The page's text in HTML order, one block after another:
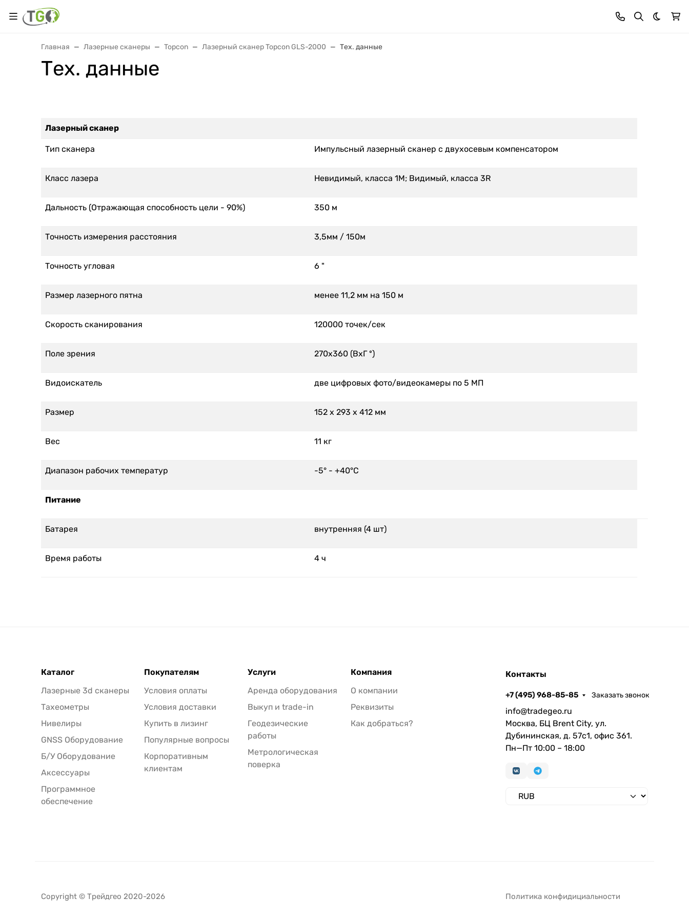
Темная
Главная Лазерные сканеры Topcon Лазерный сканер Topcon GLS-2000 Тех. данные
Тех. данные
Лазерный сканер
Тип сканера Импульсный лазерный сканер с двухосевым компенсатором
Класс лазера Невидимый, класса 1М; Видимый, класса 3R
Дальность (Отражающая способность цели - 90%) 350 м
Точность измерения расстояния 3,5мм / 150м
Точность угловая 6 "
Размер лазерного пятна менее 11,2 мм на 150 м
Скорость сканирования 120000 точек/сек
Поле зрения 270х360 (ВхГ º)
Видоискатель две цифровых фото/видеокамеры по 5 МП
Размер 152 x 293 x 412 мм
Вес 11 кг
Диапазон рабочих температур -5° - +40°С
Питание
Батарея внутренняя (4 шт)
Время работы 4 ч
Каталог
Лазерные 3d сканеры
Тахеометры
Нивелиры
GNSS Оборудование
Б/У Оборудование
Аксессуары
Программное
обеспечение
Покупателям
Условия оплаты
Условия доставки
Купить в лизинг
Популярные вопросы
Корпоративным
клиентам
Услуги
Аренда оборудования
Выкуп и trade-in
Геодезические
работы
Метрологическая
поверка
Компания
О компании
Реквизиты
Как добраться?
Контакты
+7 (495) 968-85-85 Заказать звонок
info@tradegeo.ru
Москва, БЦ Brent City, ул.
Дубининская, д. 57с1, офис 361.
Пн—Пт 10:00 – 18:00
Copyright © Трейдгео 2020-2026 Политика конфидициальности